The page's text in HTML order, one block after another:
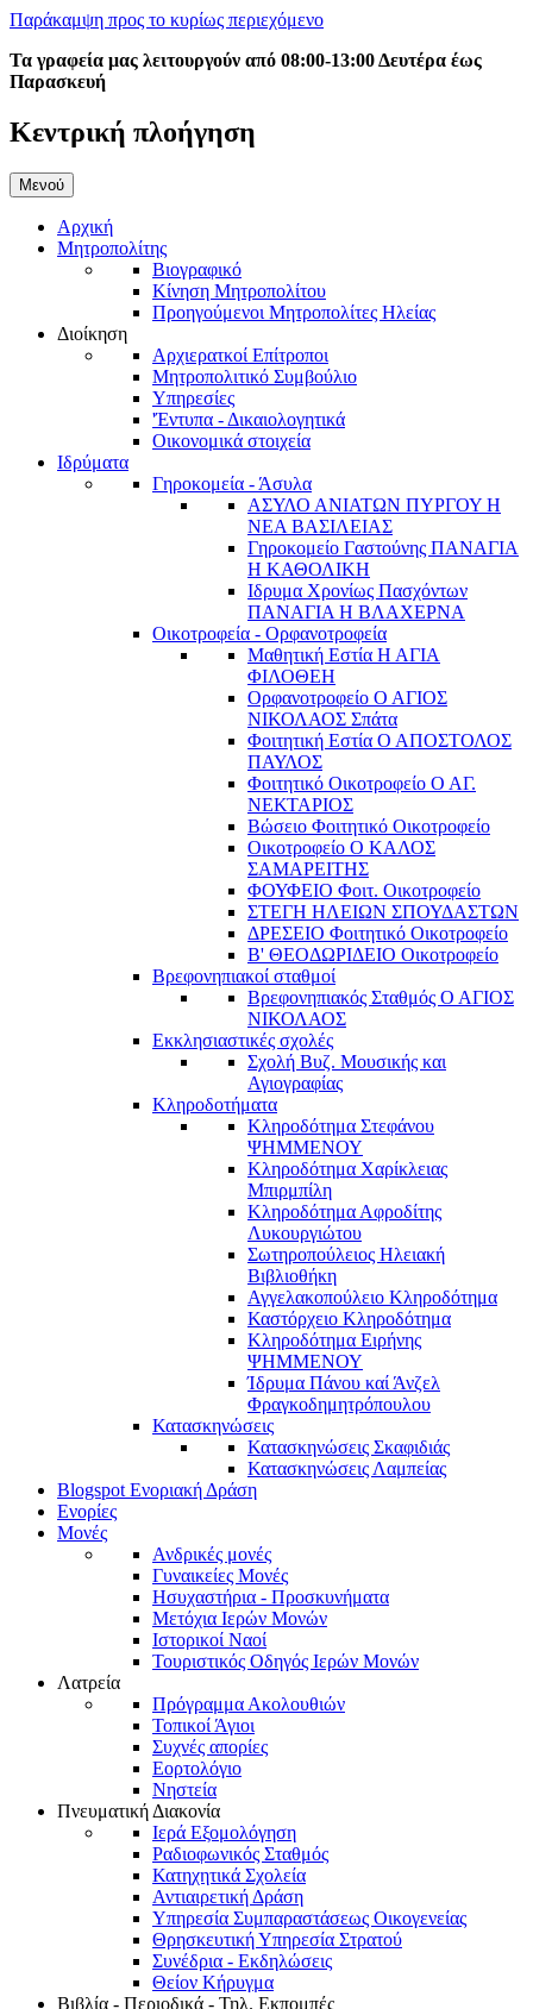
Παράκαμψη προς το κυρίως περιεχόμενο
Τα γραφεία μας λειτουργούν από 08:00-13:00 Δευτέρα έως
Παρασκευή
Κεντρική πλοήγηση
Μενού
Αρχική
Μητροπολίτης
Βιογραφικό
Κίνηση Μητροπολίτου
Προηγούμενοι Μητροπολίτες Ηλείας
Διοίκηση
Αρχιερατκοί Επίτροποι
Μητροπολιτικό Συμβούλιο
Υπηρεσίες
'Έντυπα - Δικαιολογητικά
Οικονομικά στοιχεία
Ιδρύματα
Γηροκομεία - Άσυλα
ΑΣΥΛΟ ΑΝΙΑΤΩΝ ΠΥΡΓΟΥ Η
ΝΕΑ ΒΑΣΙΛΕΙΑΣ
Γηροκομείο Γαστούνης ΠΑΝΑΓΙΑ
Η ΚΑΘΟΛΙΚΗ
Ιδρυμα Χρονίως Πασχόντων
ΠΑΝΑΓΙΑ Η ΒΛΑΧΕΡΝΑ
Οικοτροφεία - Ορφανοτροφεία
Μαθητική Εστία Η ΑΓΙΑ
ΦΙΛΟΘΕΗ
Ορφανοτροφείο Ο ΑΓΙΟΣ
ΝΙΚΟΛΑΟΣ Σπάτα
Φοιτητική Εστία Ο ΑΠΟΣΤΟΛΟΣ
ΠΑΥΛΟΣ
Φοιτητικό Οικοτροφείο Ο ΑΓ.
ΝΕΚΤΑΡΙΟΣ
Βώσειο Φοιτητικό Οικοτροφείο
Οικοτροφείο Ο ΚΑΛΟΣ
ΣΑΜΑΡΕΙΤΗΣ
ΦΟΥΦΕΙΟ Φοιτ. Οικοτροφείο
ΣΤΕΓΗ ΗΛΕΙΩΝ ΣΠΟΥΔΑΣΤΩΝ
ΔΡΕΣΕΙΟ Φοιτητικό Οικοτροφείο
Β' ΘΕΟΔΩΡΙΔΕΙΟ Οικοτροφείο
Βρεφονηπιακοί σταθμοί
Βρεφονηπιακός Σταθμός Ο ΑΓΙΟΣ
ΝΙΚΟΛΑΟΣ
Εκκλησιαστικές σχολές
Σχολή Βυζ. Μουσικής και
Αγιογραφίας
Κληροδοτήματα
Κληροδότημα Στεφάνου
ΨΗΜΜΕΝΟΥ
Κληροδότημα Χαρίκλειας
Μπιρμπίλη
Κληροδότημα Αφροδίτης
Λυκουργιώτου
Σωτηροπούλειος Ηλειακή
Βιβλιοθήκη
Αγγελακοπούλειο Κληροδότημα
Καστόρχειο Κληροδότημα
Κληροδότημα Ειρήνης
ΨΗΜΜΕΝΟΥ
Ίδρυμα Πάνου καί Άνζελ
Φραγκοδημητρόπουλου
Κατασκηνώσεις
Κατασκηνώσεις Σκαφιδιάς
Κατασκηνώσεις Λαμπείας
Blogspot Ενοριακή Δράση
Ενορίες
Μονές
Ανδρικές μονές
Γυναικείες Μονές
Ησυχαστήρια - Προσκυνήματα
Μετόχια Ιερών Μονών
Ιστορικοί Ναοί
Τουριστικός Οδηγός Ιερών Μονών
Λατρεία
Πρόγραμμα Ακολουθιών
Τοπικοί Άγιοι
Συχνές απορίες
Εορτολόγιο
Νηστεία
Πνευματική Διακονία
Ιερά Εξομολόγηση
Ραδιοφωνικός Σταθμός
Κατηχητικά Σχολεία
Αντιαιρετική Δράση
Υπηρεσία Συμπαραστάσεως Οικογενείας
Θρησκευτική Υπηρεσία Στρατού
Συνέδρια - Εκδηλώσεις
Θείον Κήρυγμα
Βιβλία - Περιοδικά - Τηλ. Εκπομπές